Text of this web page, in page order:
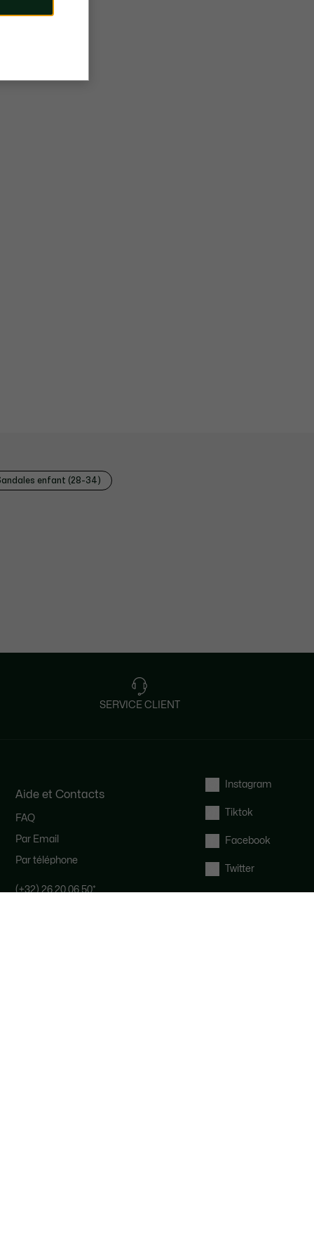
enfant (28-34)
SERVICE CLIENT
Aide et Contacts
FAQ
Par Email
Par téléphone
(+32) 26 20 06 50*
Instagram
Tiktok
Facebook
Twitter